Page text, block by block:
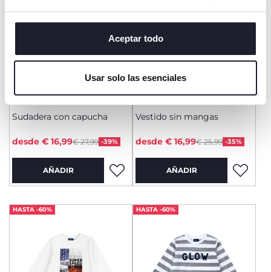
o cambiar o revocar el consentimiento de todas o
algunas cookies, haga clic en "mostrar detalles". Al
cerrar este banner, usted consiente en utilizar
servicio solicitado.
Aceptar todo
Usar solo las esenciales
Sudadera con capucha
Price reduced from
€ 27,99 -39%
to
desde € 16,99
AÑADIR
Vestido sin mangas
Price reduced from
€ 25,99 -35%
to
desde € 16,99
AÑADIR
HASTA -60% HASTA -60%